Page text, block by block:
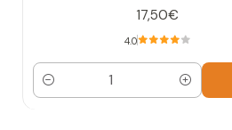
17,50€
4.0
Cantidad